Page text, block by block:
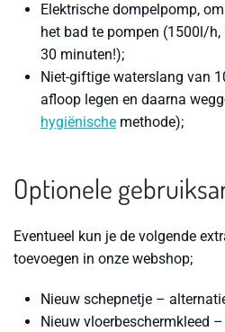
Elektrische dompelpomp,
het bad te pompen (1500l/
30 minuten!);
Niet-giftige waterslang van
afloop legen en daarna
hygiënische methode);
Optionele
Eventueel kun je de volgende
toevoegen in onze webshop;
Nieuw schepnetje –
Nieuw vloerbeschermkleed –